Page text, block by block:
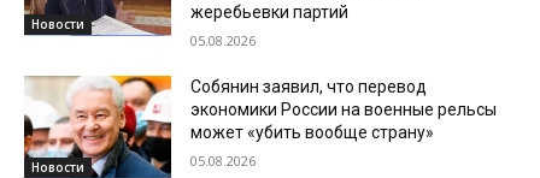
Новости
жеребьевки партий
05.08.2026
Новости
Собянин заявил, что перевод
экономики России на военные рельсы
может «убить вообще страну»
05.08.2026